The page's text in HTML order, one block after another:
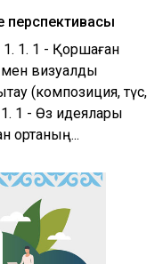
перспективасы
1. 1. 1 - Қоршаған
мен визуалды
(композиция, түс,
1. 1 - Өз идеялары
ортаның...